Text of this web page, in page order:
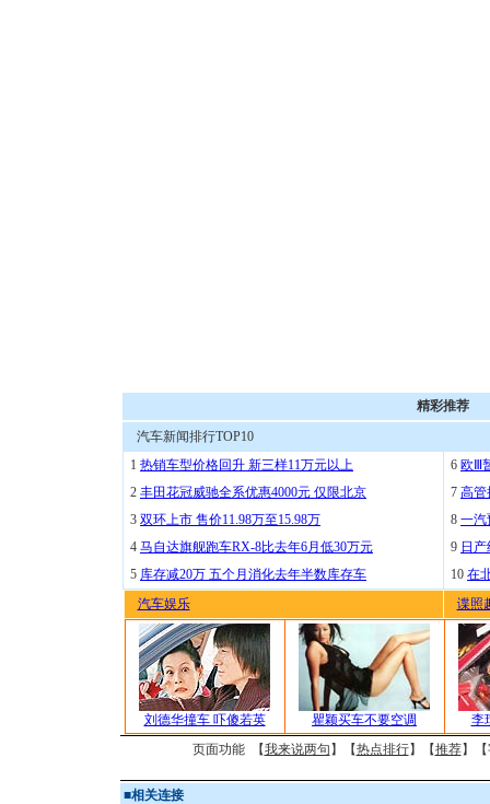
精彩推荐
汽车新闻排行TOP10
1 热销车型价格回升 新三样11万元以上
2 丰田花冠威驰全系优惠4000元 仅限北京
3 双环上市 售价11.98万至15.98万
4 马自达旗舰跑车RX-8比去年6月低30万元
5 库存减20万 五个月消化去年半数库存车
6 欧Ⅲ
7 高管
8 一汽
9 日
10 在
汽车娱乐
谍照
刘德华撞车 吓傻若英 瞿颖买车不要空调
李
页面功能 【我来说两句 】【热点排行】【推荐】【
■相关连接